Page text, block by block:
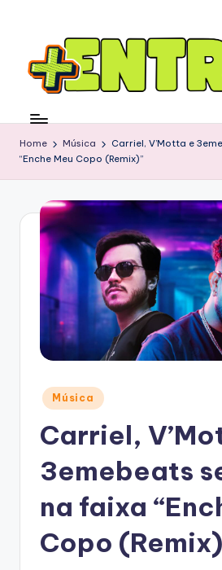
Home Música
Carriel, V’Motta e
“Enche Meu Copo (Remix)”
Posted
in
Música
Carriel,
3emebeats
na faixa
Copo